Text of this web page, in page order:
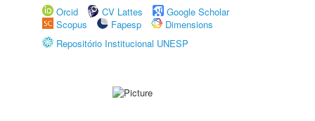
Orcid
CV Lattes
Google Scholar
Scopus
Fapesp
Dimensions
Repositório Institucional UNESP